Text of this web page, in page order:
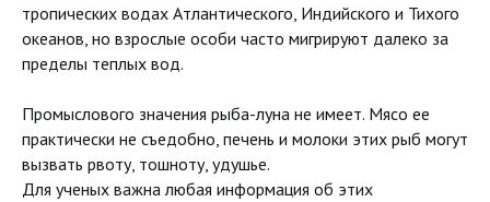
тропических водах Атлантического, Индийского и Тихого
океанов, но взрослые особи часто мигрируют далеко за
пределы теплых вод.
Промыслового значения рыба-луна не имеет. Мясо ее
практически не съедобно, печень и молоки этих рыб могут
вызвать рвоту, тошноту, удушье.
Для ученых важна любая информация об этих